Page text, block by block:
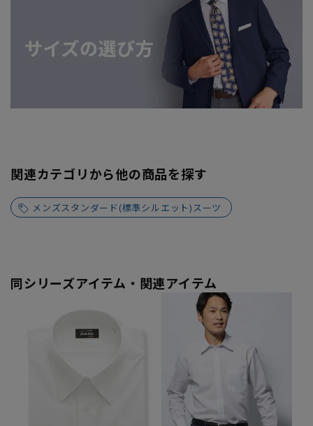
関連カテゴリから他の商品を探す
メンズスタンダード(標準シルエット)スーツ
同シリーズアイテム・関連アイテム